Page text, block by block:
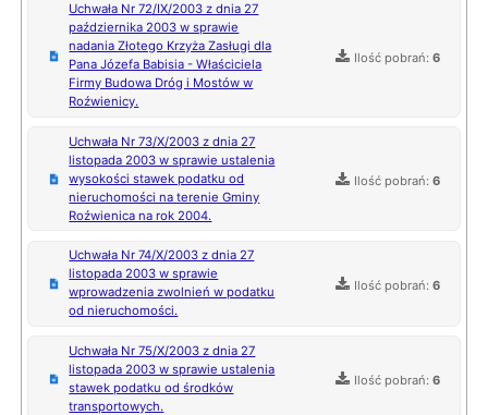
Uchwała Nr 72/IX/2003 z dnia 27
października 2003 w sprawie
nadania Złotego Krzyża Zasługi dla
Pana Józefa Babisia - Właściciela
Firmy Budowa Dróg i Mostów w
Roźwienicy.
Ilość pobrań:6
Uchwała Nr 73/X/2003 z dnia 27
listopada 2003 w sprawie ustalenia
wysokości stawek podatku od
nieruchomości na terenie Gminy
Roźwienica na rok 2004.
Ilość pobrań:6
Uchwała Nr 74/X/2003 z dnia 27
listopada 2003 w sprawie
wprowadzenia zwolnień w podatku
od nieruchomości.
Ilość pobrań:6
Uchwała Nr 75/X/2003 z dnia 27
listopada 2003 w sprawie ustalenia
stawek podatku od środków
transportowych.
Ilość pobrań:6